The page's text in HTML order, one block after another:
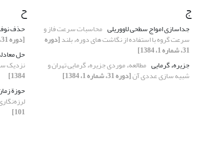
ج
جداسازی امواج سطحی لاووریلی محاسبات سرعت فاز و
سرعت گروه با استفاده از نگاشت های دورهء بلند[دوره
31، شماره 1، 1384]
جزیرهء گرمایی مطالعهء موردی جزیرهء گرمایی تهران و
شبیه سازی عددی آن[دوره 31، شماره 1، 1384]
ح
حذف
[دوره 31، شماره 2، 1384، صفحه 89-101]
حل
نزدیک
1384]
حوزة
101]